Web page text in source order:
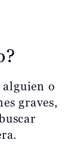
o
graves,